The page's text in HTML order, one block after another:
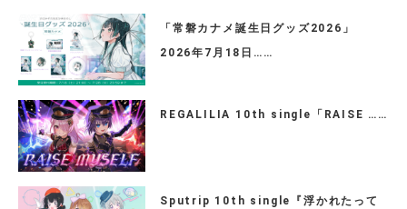
「常磐カナメ誕生日グッズ2026」
2026年7月18日……
REGALILIA 10th single「RAISE ……
Sputrip 10th single『浮かれたって